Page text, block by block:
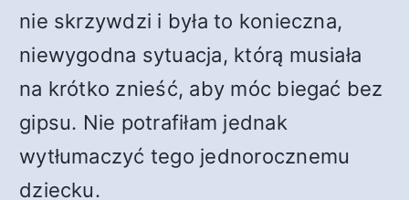
nie skrzywdzi i była to konieczna,
niewygodna sytuacja, którą musiała
na krótko znieść, aby móc biegać bez
gipsu. Nie potrafiłam jednak
wytłumaczyć tego jednorocznemu
dziecku.